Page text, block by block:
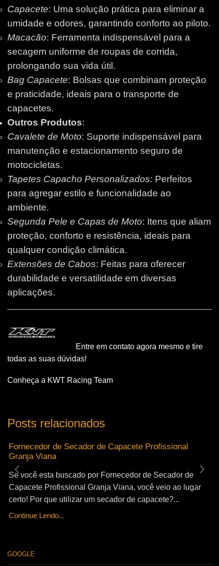
Capacete: Uma solução prática para eliminar a
umidade e odores, garantindo conforto ao piloto.
Macacão: Ferramenta indispensável para a
secagem uniforme de roupas de corrida,
prolongando sua vida útil.
Bag Capacete: Bolsas que combinam proteção
e praticidade, ideais para o transporte de
capacetes.
Outros Produtos:
Cavalete de Moto: Suporte indispensável para
manutenção e estacionamento seguro de
motocicletas.
Tapetes Capacho Personalizados: Perfeitos
para agregar estilo e funcionalidade ao
ambiente.
Segunda Pele e Capas de Moto: Itens que aliam
proteção, conforto e resistência, ideais para
qualquer condição climática.
Extensões de Cabos: Feitas para oferecer
durabilidade e versatilidade em diversas
aplicações.
Entre em contato agora mesmo e tire
todas as suas dúvidas!
Conheça a KWT Racing Team
Posts relacionados
Fornecedor de Secador de Capacete Profissional
Granja Viana
Se você esta buscado por Fornecedor de Secador de
Capacete Profissional Granja Viana, você veio ao lugar
certo! Por que utilizar um secador de capacete?...
Continue Lendo...
GOOGLE